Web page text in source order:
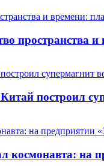
пространства
построил
космонавта: на